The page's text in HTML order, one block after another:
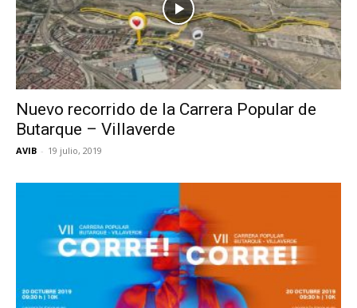
Nuevo recorrido de la Carrera Popular de
Butarque – Villaverde
AVIB - 19 julio, 2019